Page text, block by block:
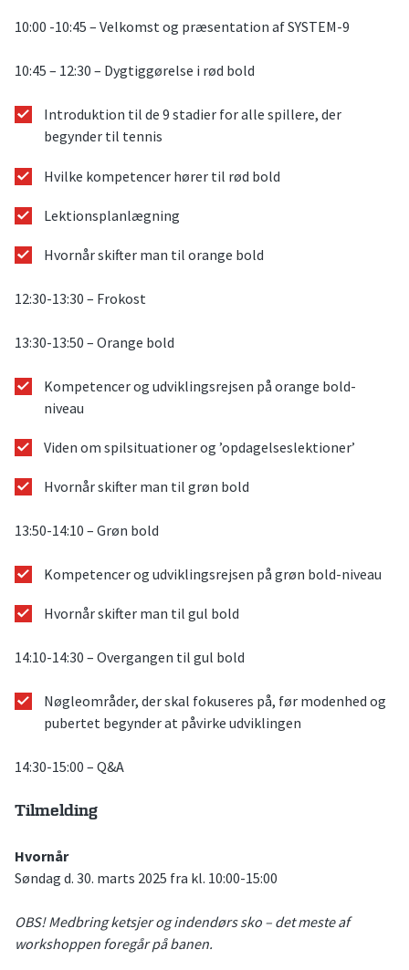
10:00 -10:45 – Velkomst og præsentation af SYSTEM-9
10:45 – 12:30 – Dygtiggørelse i rød bold
Introduktion til de 9 stadier for alle spillere, der
begynder til tennis
Hvilke kompetencer hører til rød bold
Lektionsplanlægning
Hvornår skifter man til orange bold
12:30-13:30 – Frokost
13:30-13:50 – Orange bold
Kompetencer og udviklingsrejsen på orange bold-
niveau
Viden om spilsituationer og ’opdagelseslektioner’
Hvornår skifter man til grøn bold
13:50-14:10 – Grøn bold
Kompetencer og udviklingsrejsen på grøn bold-niveau
Hvornår skifter man til gul bold
14:10-14:30 – Overgangen til gul bold
Nøgleområder, der skal fokuseres på, før modenhed og
pubertet begynder at påvirke udviklingen
14:30-15:00 – Q&A
Tilmelding
Hvornår
Søndag d. 30. marts 2025 fra kl. 10:00-15:00
OBS! Medbring ketsjer og indendørs sko – det meste af
workshoppen foregår på banen.